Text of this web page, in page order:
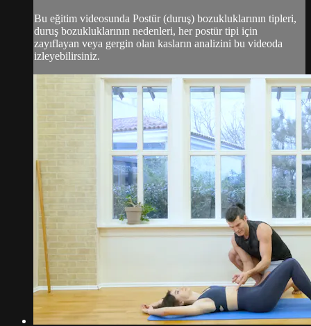
Bu eğitim videosunda Postür (duruş) bozukluklarının tipleri,
duruş bozukluklarının nedenleri, her postür tipi için
zayıflayan veya gergin olan kasların analizini bu videoda
izleyebilirsiniz.